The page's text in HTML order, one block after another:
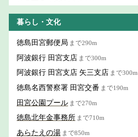
暮らし・文化
徳島田宮郵便局 まで290m
阿波銀行 田宮支店 まで300m
阿波銀行 田宮支店 矢三支店 まで300m
徳島名西警察署 田宮交番 まで190m
田宮公園プール まで270m
徳島北年金事務所 まで710m
あらたえの湯 まで850m